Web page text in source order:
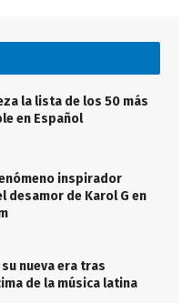
la lista de los 50 más
en Español
inspirador
desamor de Karol G en
nueva era tras
de la música latina